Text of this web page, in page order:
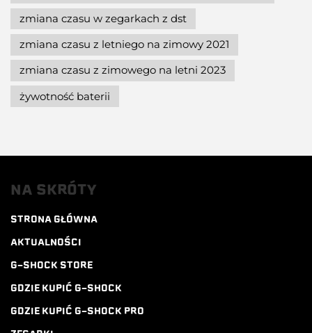
zmiana czasu w zegarkach z dst
zmiana czasu z letniego na zimowy 2021
zmiana czasu z zimowego na letni 2023
żywotność baterii
NA SKRÓTY
STRONA GŁÓWNA
AKTUALNOŚCI
G-SHOCK STORE
GDZIE KUPIĆ G-SHOCK
GDZIE KUPIĆ G-SHOCK PRO